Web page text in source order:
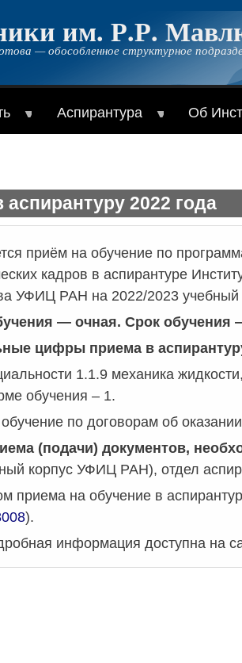
им. Р.Р.
— обособленное структурное
Аспирантура Об
2022 года
приём на обучение по
кадров в аспирантуре
УФИЦ РАН на 2022/2023 учебный
— очная. Срок обучения
цифры приема в
1.1.9 механика
обучения – 1.
по договорам об
(подачи) документов,
корпус УФИЦ РАН), отдел
приема на обучение в
).
информация доступна на